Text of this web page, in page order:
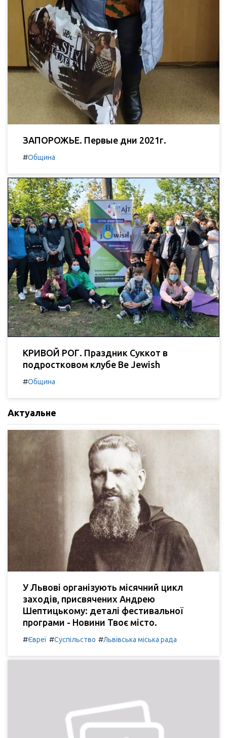
ЗАПОРОЖЬЕ. Первые дни 2021г.
#Община
КРИВОЙ РОГ. Праздник Суккот в
подростковом клубе Be Jewish
#Община
Актуальне
У Львові організують місячний цикл
заходів, присвячених Андрею
Шептицькому: деталі фестивальної
програми - Новини Твоє місто.
#Євреї #Суспільство #Львівська міська рада